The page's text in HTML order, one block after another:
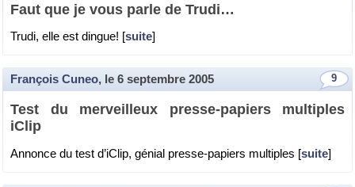
Faut que je vous parle de Trudi…
Trudi, elle est dingue! [suite]
9
François Cuneo, le 6 septembre 2005
Test du mer­veilleux presse-pa­piers mul­tiples
iClip
An­nonce du test d’iClip, gé­nial presse-pa­piers mul­tiples [suite]